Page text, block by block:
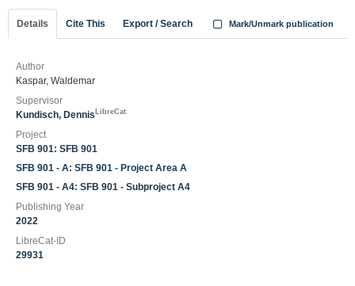
Details Cite This Export / Search Mark/Unmark publication
Author
Kaspar, Waldemar
Supervisor
Kundisch, Dennis LibreCat
Project
SFB 901: SFB 901
SFB 901 - A: SFB 901 - Project Area A
SFB 901 - A4: SFB 901 - Subproject A4
Publishing Year
2022
LibreCat-ID
29931